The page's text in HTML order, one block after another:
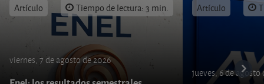
Artículo Tiempo de lectura: 3 min.
viernes, 7 de agosto de 2026
Artículo
jueves, 6 de agosto